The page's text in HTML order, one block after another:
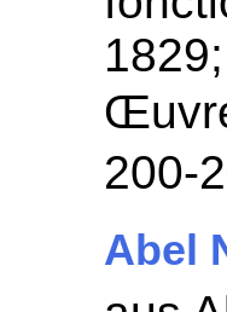
200-
Abel